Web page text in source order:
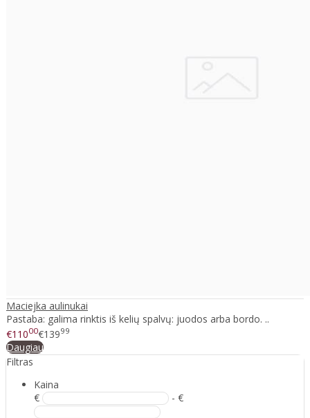
Maciejka aulinukai
Pastaba: galima rinktis iš kelių spalvų: juodos arba bordo. ..
€11000€13999
Daugiau
Filtras
Kaina
€
- €